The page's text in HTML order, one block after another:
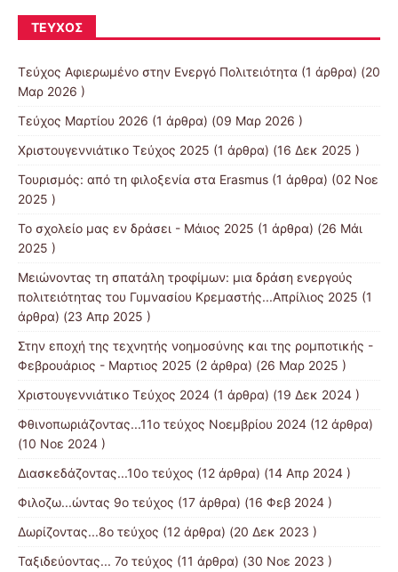
ΤΕΎΧΟΣ
Τεύχος Αφιερωμένο στην Ενεργό Πολιτειότητα (1 άρθρα) (20
Μαρ 2026 )
Τεύχος Μαρτίου 2026 (1 άρθρα) (09 Μαρ 2026 )
Χριστουγεννιάτικο Τεύχος 2025 (1 άρθρα) (16 Δεκ 2025 )
Τουρισμός: από τη φιλοξενία στα Erasmus (1 άρθρα) (02 Νοε
2025 )
Το σχολείο μας εν δράσει - Μάιος 2025 (1 άρθρα) (26 Μάι
2025 )
Μειώνοντας τη σπατάλη τροφίμων: μια δράση ενεργούς
πολιτειότητας του Γυμνασίου Κρεμαστής...Απρίλιος 2025 (1
άρθρα) (23 Απρ 2025 )
Στην εποχή της τεχνητής νοημοσύνης και της ρομποτικής -
Φεβρουάριος - Μαρτιος 2025 (2 άρθρα) (26 Μαρ 2025 )
Χριστουγεννιάτικο Τεύχος 2024 (1 άρθρα) (19 Δεκ 2024 )
Φθινοπωριάζοντας...11ο τεύχος Νοεμβρίου 2024 (12 άρθρα)
(10 Νοε 2024 )
Διασκεδάζοντας...10ο τεύχος (12 άρθρα) (14 Απρ 2024 )
Φιλοζω...ώντας 9ο τεύχος (17 άρθρα) (16 Φεβ 2024 )
Δωρίζοντας...8ο τεύχος (12 άρθρα) (20 Δεκ 2023 )
Ταξιδεύοντας... 7ο τεύχος (11 άρθρα) (30 Νοε 2023 )